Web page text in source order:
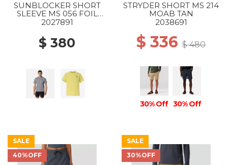
SUNBLOCKER SHORT
SLEEVE MS 056 FOIL
GREY
2027891
$ 380
STRYDER SHORT MS 214
MOAB TAN
2038691
$ 336 $ 480
30% Off 30% Off
SALE
40%OFF
SALE
30%OFF